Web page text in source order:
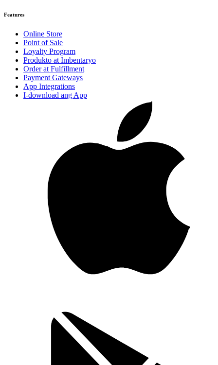
Features
Online Store
Point of Sale
Loyalty Program
Produkto at Imbentaryo
Order at Fulfillment
Payment Gateways
App Integrations
I-download ang App